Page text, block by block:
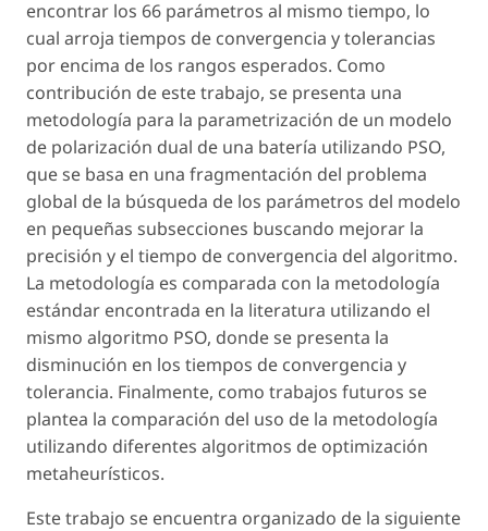
encontrar los 66 parámetros al mismo tiempo, lo
cual arroja tiempos de convergencia y tolerancias
por encima de los rangos esperados. Como
contribución de este trabajo, se presenta una
metodología para la parametrización de un modelo
de polarización dual de una batería utilizando PSO,
que se basa en una fragmentación del problema
global de la búsqueda de los parámetros del modelo
en pequeñas subsecciones buscando mejorar la
precisión y el tiempo de convergencia del algoritmo.
La metodología es comparada con la metodología
estándar encontrada en la literatura utilizando el
mismo algoritmo PSO, donde se presenta la
disminución en los tiempos de convergencia y
tolerancia. Finalmente, como trabajos futuros se
plantea la comparación del uso de la metodología
utilizando diferentes algoritmos de optimización
metaheurísticos.
Este trabajo se encuentra organizado de la siguiente